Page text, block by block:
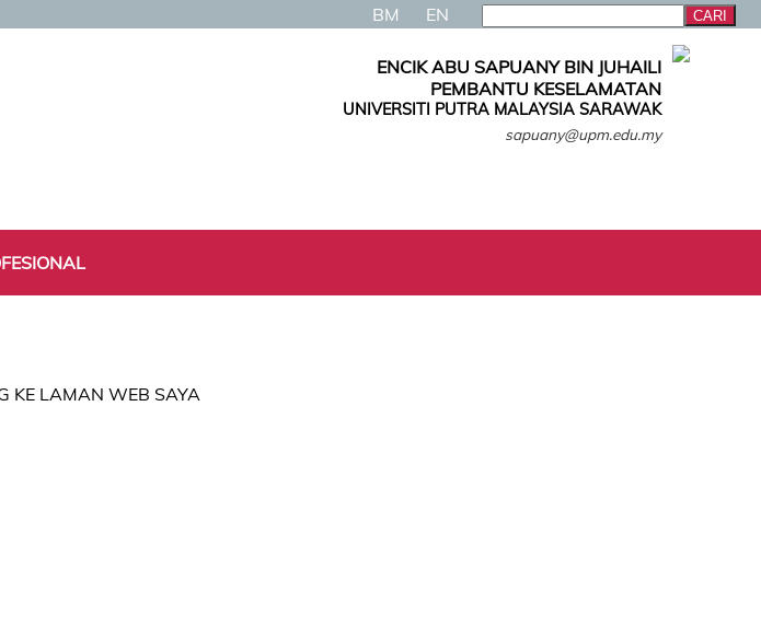
BM EN
ENCIK ABU SAPUANY BIN JUHAILI
PEMBANTU KESELAMATAN
UNIVERSITI PUTRA MALAYSIA SARAWAK
sapuany@upm.edu.my
KE LAMAN WEB SAYA